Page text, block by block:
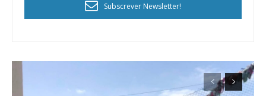
Subscrever Newsletter!